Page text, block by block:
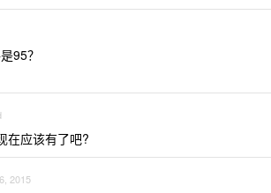
95？
在应该有了吧?
2015